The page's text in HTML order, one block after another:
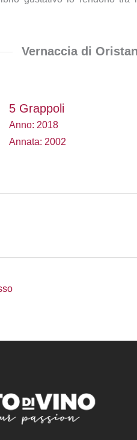
Vernaccia di
5 Grappoli
Anno: 2018
Annata: 2002